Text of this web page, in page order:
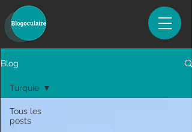
Blog
Tous les
posts
Turquie